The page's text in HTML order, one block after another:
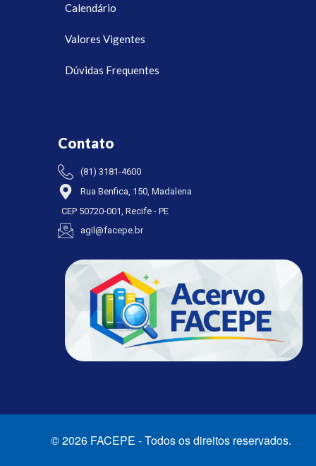
Calendário
Valores Vigentes
Dúvidas Frequentes
Contato
(81) 3181-4600
Rua Benfica, 150, Madalena
CEP 50720-001, Recife - PE
agil@facepe.br
© 2026 FACEPE - Todos os direitos reservados.